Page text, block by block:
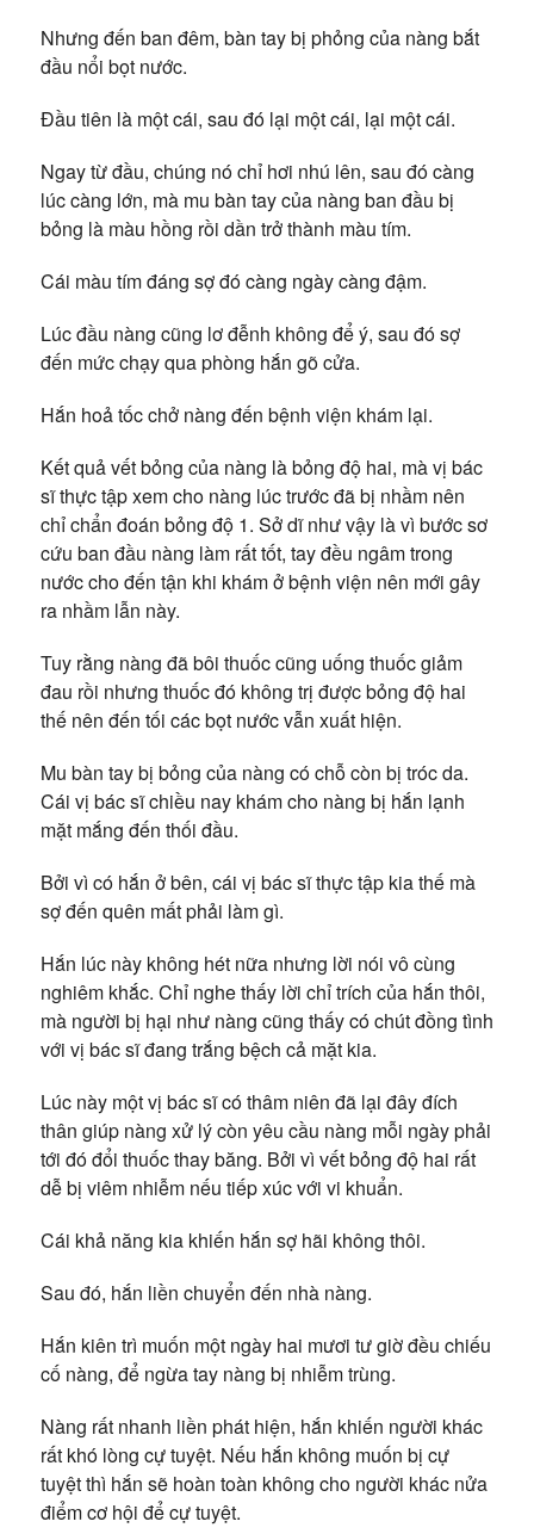
Nhưng đến ban đêm, bàn tay bị phỏng của nàng bắt
đầu nổi bọt nước.
Đầu tiên là một cái, sau đó lại một cái, lại một cái.
Ngay từ đầu, chúng nó chỉ hơi nhú lên, sau đó càng
lúc càng lớn, mà mu bàn tay của nàng ban đầu bị
bỏng là màu hồng rồi dần trở thành màu tím.
Cái màu tím đáng sợ đó càng ngày càng đậm.
Lúc đầu nàng cũng lơ đễnh không để ý, sau đó sợ
đến mức chạy qua phòng hắn gõ cửa.
Hắn hoả tốc chở nàng đến bệnh viện khám lại.
Kết quả vết bỏng của nàng là bỏng độ hai, mà vị bác
sĩ thực tập xem cho nàng lúc trước đã bị nhầm nên
chỉ chẩn đoán bỏng độ 1. Sở dĩ như vậy là vì bước sơ
cứu ban đầu nàng làm rất tốt, tay đều ngâm trong
nước cho đến tận khi khám ở bệnh viện nên mới gây
ra nhầm lẫn này.
Tuy rằng nàng đã bôi thuốc cũng uống thuốc giảm
đau rồi nhưng thuốc đó không trị được bỏng độ hai
thế nên đến tối các bọt nước vẫn xuất hiện.
Mu bàn tay bị bỏng của nàng có chỗ còn bị tróc da.
Cái vị bác sĩ chiều nay khám cho nàng bị hắn lạnh
mặt mắng đến thối đầu.
Bởi vì có hắn ở bên, cái vị bác sĩ thực tập kia thế mà
sợ đến quên mất phải làm gì.
Hắn lúc này không hét nữa nhưng lời nói vô cùng
nghiêm khắc. Chỉ nghe thấy lời chỉ trích của hắn thôi,
mà người bị hại như nàng cũng thấy có chút đồng tình
với vị bác sĩ đang trắng bệch cả mặt kia.
Lúc này một vị bác sĩ có thâm niên đã lại đây đích
thân giúp nàng xử lý còn yêu cầu nàng mỗi ngày phải
tới đó đổi thuốc thay băng. Bởi vì vết bỏng độ hai rất
dễ bị viêm nhiễm nếu tiếp xúc với vi khuẩn.
Cái khả năng kia khiến hắn sợ hãi không thôi.
Sau đó, hắn liền chuyển đến nhà nàng.
Hắn kiên trì muốn một ngày hai mươi tư giờ đều chiếu
cố nàng, để ngừa tay nàng bị nhiễm trùng.
Nàng rất nhanh liền phát hiện, hắn khiến người khác
rất khó lòng cự tuyệt. Nếu hắn không muốn bị cự
tuyệt thì hắn sẽ hoàn toàn không cho người khác nửa
điểm cơ hội để cự tuyệt.